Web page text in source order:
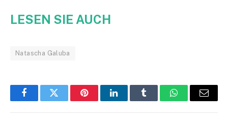
LESEN SIE AUCH
Natascha Galuba
FacebookTwitter PinterestLinkedInTumblr WhatsAppEmail